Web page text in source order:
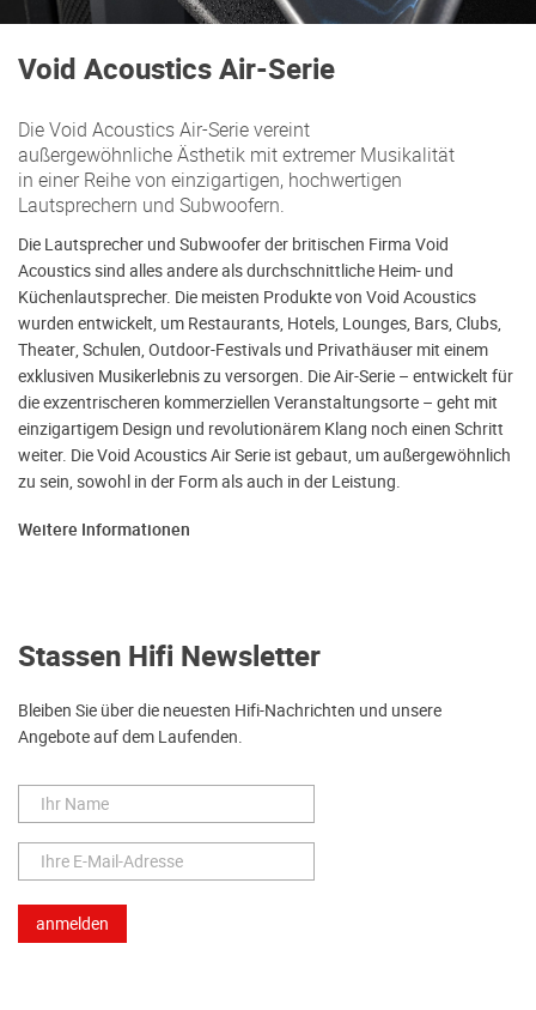
Void Acoustics Air-Serie
Die Void Acoustics Air-Serie vereint
außergewöhnliche Ästhetik mit extremer Musikalität
in einer Reihe von einzigartigen, hochwertigen
Lautsprechern und Subwoofern.
Die Lautsprecher und Subwoofer der britischen Firma Void
Acoustics sind alles andere als durchschnittliche Heim- und
Küchenlautsprecher. Die meisten Produkte von Void Acoustics
wurden entwickelt, um Restaurants, Hotels, Lounges, Bars, Clubs,
Theater, Schulen, Outdoor-Festivals und Privathäuser mit einem
exklusiven Musikerlebnis zu versorgen. Die Air-Serie – entwickelt für
die exzentrischeren kommerziellen Veranstaltungsorte – geht mit
einzigartigem Design und revolutionärem Klang noch einen Schritt
weiter. Die Void Acoustics Air Serie ist gebaut, um außergewöhnlich
zu sein, sowohl in der Form als auch in der Leistung.
Weitere Informationen
Stassen Hifi Newsletter
Bleiben Sie über die neuesten Hifi-Nachrichten und unsere
Angebote auf dem Laufenden.